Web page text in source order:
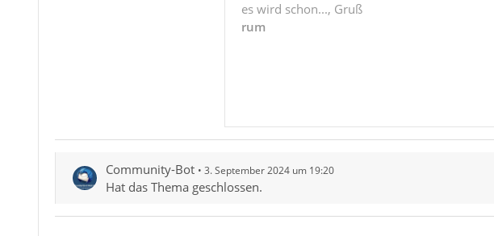
es wird schon..., Gruß
rum
Community-Bot 3. September 2024 um 19:20
Hat das Thema geschlossen.